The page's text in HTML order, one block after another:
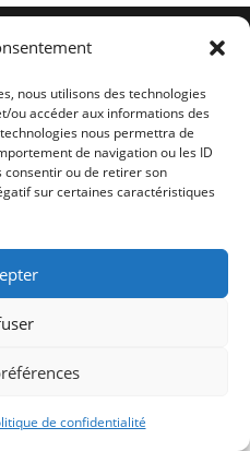
nous utilisons des technologies
ou accéder aux informations des
nous permettra de
de navigation ou les ID
consentir ou de retirer son
sur certaines caractéristiques
de confidentialité